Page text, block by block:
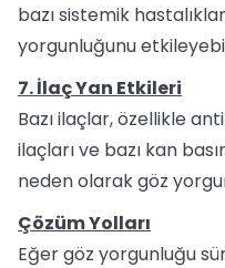
bazı sistemik
yorgunluğunu
7. İlaç Yan Etkileri
Bazı ilaçlar, özellikle
ilaçları ve bazı kan
neden olarak göz
Çözüm Yolları
Eğer göz yorgunluğu